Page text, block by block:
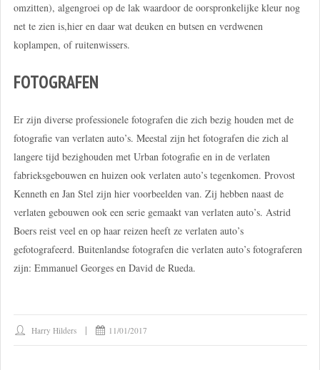
omzitten), algengroei op de lak waardoor de oorspronkelijke kleur nog
net te zien is,hier en daar wat deuken en butsen en verdwenen
koplampen, of ruitenwissers.
FOTOGRAFEN
Er zijn diverse professionele fotografen die zich bezig houden met de
fotografie van verlaten auto’s. Meestal zijn het fotografen die zich al
langere tijd bezighouden met Urban fotografie en in de verlaten
fabrieksgebouwen en huizen ook verlaten auto’s tegenkomen. Provost
Kenneth en Jan Stel zijn hier voorbeelden van. Zij hebben naast de
verlaten gebouwen ook een serie gemaakt van verlaten auto’s. Astrid
Boers reist veel en op haar reizen heeft ze verlaten auto’s
gefotografeerd. Buitenlandse fotografen die verlaten auto’s fotograferen
zijn: Emmanuel Georges en David de Rueda.
Harry Hilders 11/01/2017